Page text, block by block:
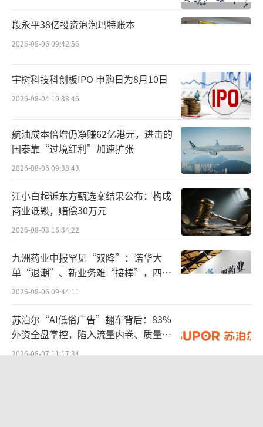
“当前，消费升级与品牌多元化加速，使
得国内白葡萄酒朝着与国际市场趋同的方向演
进。”火兴三说。
为何增长？
除全球趋势推动外，哪些因素让“干
白”在调整期实现逆势增长？
云酒头条调研发现，首先是消费场景转
变。
过去以商务宴请为主的饮酒场景持续退
温，如今逐渐转向个人化自饮，“悦己消
李德美表示：“当消费者回归本质时，会
发现白葡萄酒的果香味、低度化等特点，确实
配。”
其次，白葡萄酒主销价格亲民，性价比突
段永平38亿投资泡泡玛特账本
2026-08-06 09:42:56
宇树科技科创板IPO 申购日为8月10日
2026-08-04 10:38:46
航油成本倍增仍净赚62亿港元，进击的
国泰靠“过境红利”加速扩张
2026-08-06 09:38:43
江小白起诉东方甄选案结果公布：构成
商业诋毁，赔偿30万元
2026-08-03 16:34:22
九洲药业中报罕见“双降”：诺华大
单“退潮”、新业务难“接棒”，四大
难关待闯
2026-08-06 09:44:11
苏泊尔“AI低俗广告”翻车背后：83%
外资全盘掌控，陷入流量内卷、质量频
发的负循环
2026-08-07 11:17:34